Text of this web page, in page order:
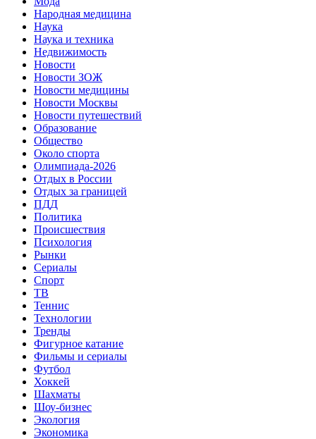
Народная медицина
Наука
Наука и техника
Недвижимость
Новости
Новости ЗОЖ
Новости медицины
Новости Москвы
Новости путешествий
Образование
Общество
Около спорта
Олимпиада-2026
Отдых в России
Отдых за границей
ПДД
Политика
Происшествия
Психология
Рынки
Сериалы
Спорт
ТВ
Теннис
Технологии
Тренды
Фигурное катание
Фильмы и сериалы
Футбол
Хоккей
Шахматы
Шоу-бизнес
Экология
Экономика